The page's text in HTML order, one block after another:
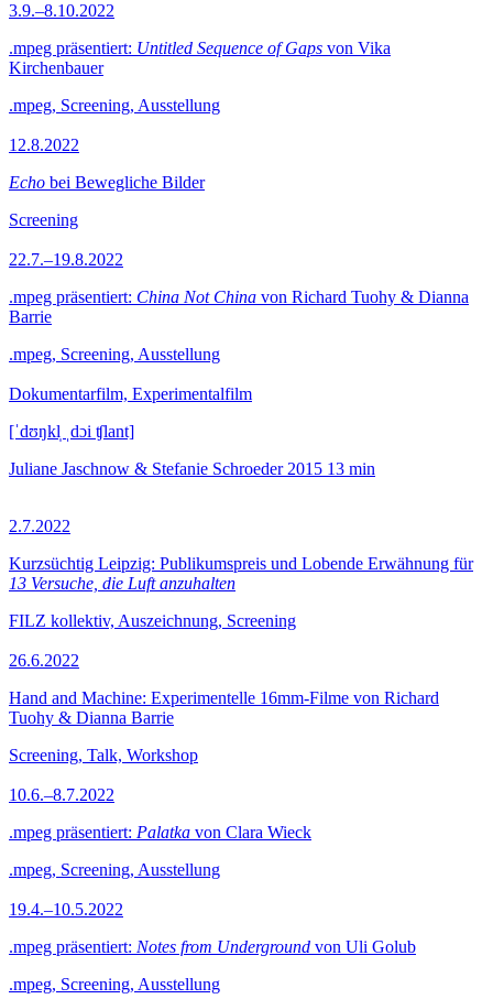
3.9.–8.10.2022
.mpeg präsentiert: Untitled Sequence of Gaps von Vika
Kirchenbauer
.mpeg, Screening, Ausstellung
12.8.2022
Echo bei Bewegliche Bilder
Screening
22.7.–19.8.2022
.mpeg präsentiert: China Not China von Richard Tuohy & Dianna
Barrie
.mpeg, Screening, Ausstellung
Dokumentarfilm, Experimentalfilm
[ˈdʊŋkl̩ ˌdɔi ʧlant]
Juliane Jaschnow & Stefanie Schroeder 2015 13 min
2.7.2022
Kurzsüchtig Leipzig: Publikumspreis und Lobende Erwähnung für
13 Versuche, die Luft anzuhalten
FILZ kollektiv, Auszeichnung, Screening
26.6.2022
Hand and Machine: Experimentelle 16mm-Filme von Richard
Tuohy & Dianna Barrie
Screening, Talk, Workshop
10.6.–8.7.2022
.mpeg präsentiert: Palatka von Clara Wieck
.mpeg, Screening, Ausstellung
19.4.–10.5.2022
.mpeg präsentiert: Notes from Underground von Uli Golub
.mpeg, Screening, Ausstellung